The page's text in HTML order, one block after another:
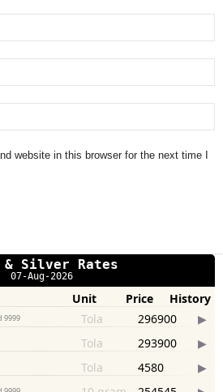
website in this browser for the next time I